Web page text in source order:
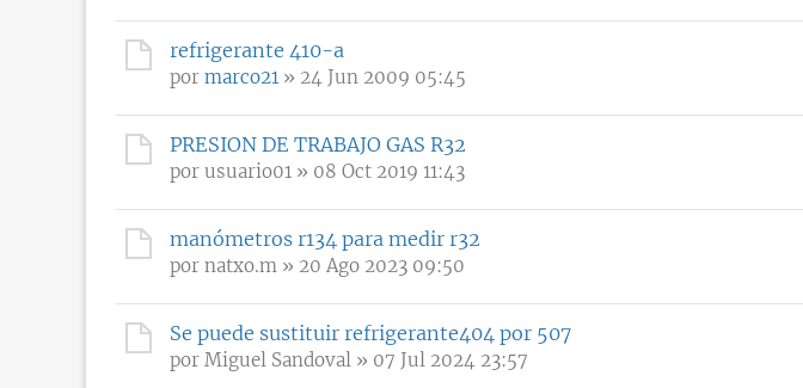
refrigerante 410-a
por marco21» 24 Jun 2009 05:45
PRESION DE TRABAJO GAS R32
por usuario01 » 08 Oct 2019 11:43
manómetros r134 para medir r32
por natxo.m » 20 Ago 2023 09:50
Se puede sustituir refrigerante404 por 507
por Miguel Sandoval » 07 Jul 2024 23:57